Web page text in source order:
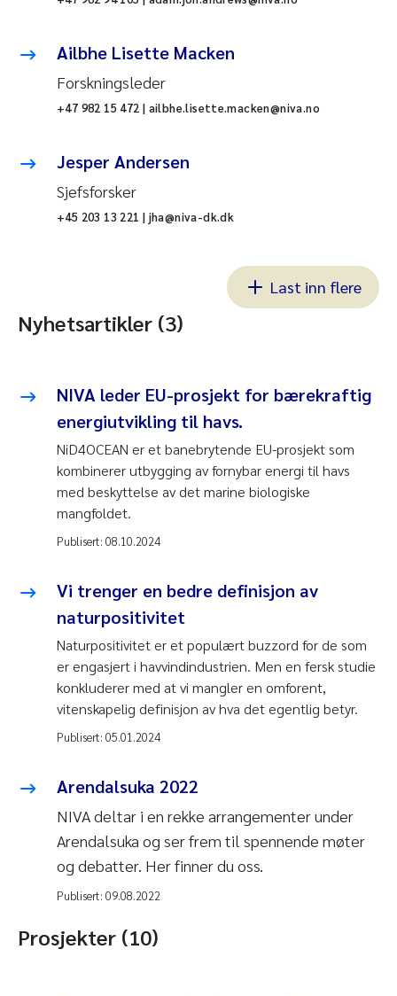
Ailbhe Lisette Macken
Forskningsleder
+47 982 15 472 | ailbhe.lisette.macken@niva.no
Jesper Andersen
Sjefsforsker
+45 203 13 221 | jha@niva-dk.dk
Last inn flere
Nyhetsartikler (3)
NIVA leder EU-prosjekt for bærekraftig
energiutvikling til havs.
NiD4OCEAN er et banebrytende EU-prosjekt som
kombinerer utbygging av fornybar energi til havs
med beskyttelse av det marine biologiske
mangfoldet.
Publisert: 08.10.2024
Vi trenger en bedre definisjon av
naturpositivitet
Naturpositivitet er et populært buzzord for de som
er engasjert i havvindindustrien. Men en fersk studie
konkluderer med at vi mangler en omforent,
vitenskapelig definisjon av hva det egentlig betyr.
Publisert: 05.01.2024
Arendalsuka 2022
NIVA deltar i en rekke arrangementer under
Arendalsuka og ser frem til spennende møter
og debatter. Her finner du oss.
Publisert: 09.08.2022
Prosjekter (10)